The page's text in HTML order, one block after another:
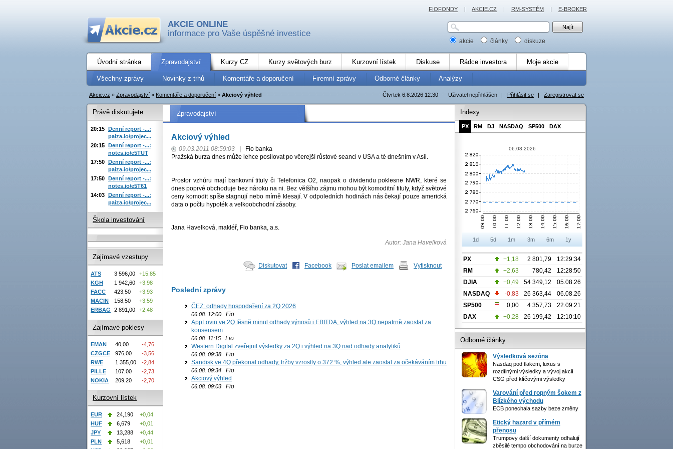
AKCIE ONLINE
informace pro Vaše úspěšné investice
akcie články diskuze
Úvodní stránka Zpravodajství Kurzy CZ Kurzy světových burz Kurzovní lístek Diskuse Rádce investora Moje akcie
Všechny zprávy Novinky z trhů Komentáře a doporučení Firemní zprávy Odborné články Analýzy
Uživatel nepřihlášen | Přihlásit se | Zaregistrovat se
Čtvrtek 6.8.2026 12:30
Akcie.cz » Zpravodajství » Komentáře a doporučení » Akciový výhled
Zpravodajství
Akciový výhled
09.03.2011 08:59:03
Fio banka
Pražská burza dnes může lehce posilovat po včerejší růstové seanci v USA a té dnešním v Asii.
Prostor vzhůru mají bankovní tituly či Telefonica O2, naopak o dividendu poklesne NWR, které se
dnes poprvé obchoduje bez nároku na ni. Bez většího zájmu mohou být komoditní tituly, když světové
ceny komodit spíše stagnují nebo mírně klesají. V odpoledních hodinách nás čekají pouze americká
data o počtu hypoték a velkoobchodní zásoby.
Jana Havelková, makléř, Fio banka, a.s.
Autor: Jana Havelková
Diskutovat Facebook Poslat emailem Vytisknout
Poslední zprávy
ČEZ: odhady hospodaření za 2Q 2026
06.08. 12:00 Fio
AppLovin ve 2Q těsně minul odhady výnosů i EBITDA, výhled na 3Q nepatrně zaostal za
konsensem
06.08. 11:15 Fio
Western Digital zveřejnil výsledky za 2Q i výhled na 3Q nad odhady analytiků
06.08. 09:38 Fio
Sandisk ve 4Q překonal odhady, tržby vzrostly o 372 %, výhled ale zaostal za očekáváním trhu
06.08. 09:34 Fio
Akciový výhled
06.08. 09:03 Fio
Právě diskutujete
20:15 Denní report -...:
paiza.io/projec...
20:15 Denní report -...:
notes.io/e5TUT
17:50 Denní report -...:
paiza.io/projec...
17:50 Denní report -...:
notes.io/e5T61
14:03 Denní report -...:
paiza.io/projec...
Škola investování
Zajímavé vzestupy
ATS 3 596,00
+15,85
KGH
1 942,60
+3,98
FACC
423,50
+3,93
MACIN
158,50
+3,59
ERBAG
2 891,00 +2,48
Zajímavé poklesy
EMAN 40,00
-4,76
CZGCE
976,00
-3,56
RWE
1 355,00
-2,84
PILLE
107,00
-2,73
NOKIA
209,20 -2,70
Kurzovní lístek
EUR 24,190
+0,04
HUF
6,679
+0,01
JPY
13,288
+0,44
PLN
5,618
+0,01
Indexy
PX RM DJ NASDAQ SP500 DAX
06.08.2026
1d 5d 1m 3m 6m 1y
PX +1,18 2 801,79
12:29:34
RM
+2,63 780,42
12:28:50
DJIA
+0,49 54 349,12
05.08.26
NASDAQ
-0,83 26 363,44
06.08.26
SP500
0,00 4 357,73
22.09.21
DAX
+0,28 26 199,42 12:10:10
Odborné články
Výsledková sezóna
Nasdaq pod tlakem, luxus s
rozdílnými výsledky a vývoj akcií
CSG před klíčovými výsledky
Varování před ropným šokem z
Blízkého východu
ECB ponechala sazby beze změny
Etický hazard v přímém
přenosu
Trumpovy další dokumenty odhalují
zběsilé tempo obchodování na burze
FIOFONDY | AKCIE.CZ | RM-SYSTÉM | E-BROKER